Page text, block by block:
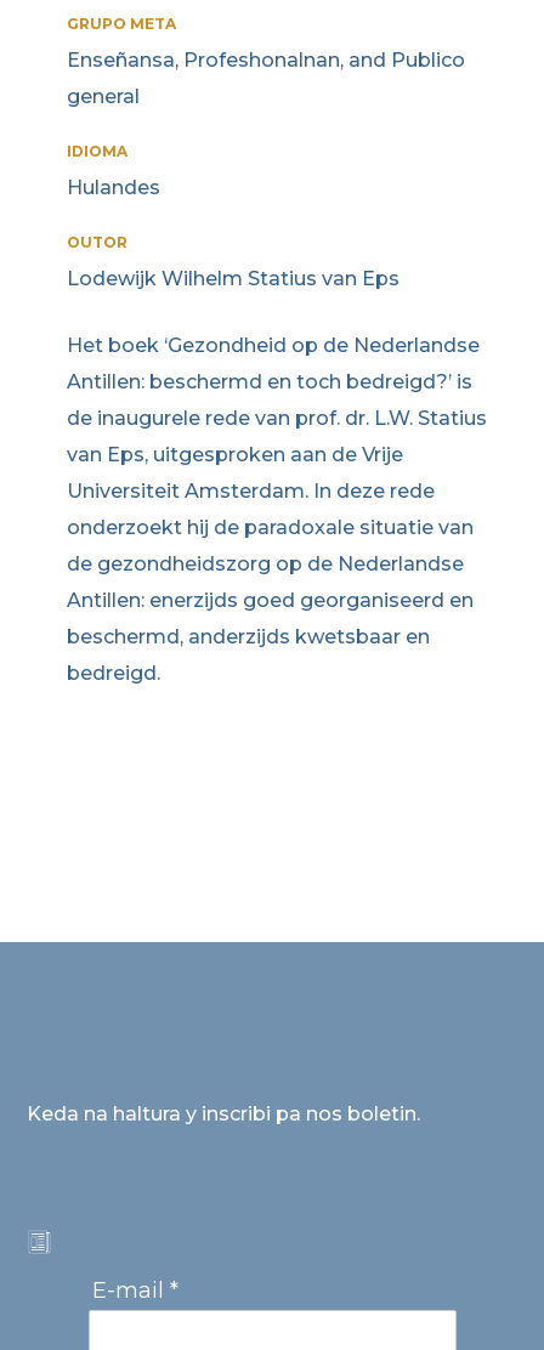
GRUPO META
Enseñansa, Profeshonalnan, and Publico
general
IDIOMA
Hulandes
OUTOR
Lodewijk Wilhelm Statius van Eps
Het boek ‘Gezondheid op de Nederlandse
Antillen: beschermd en toch bedreigd?’ is
de inaugurele rede van prof. dr. L.W. Statius
van Eps, uitgesproken aan de Vrije
Universiteit Amsterdam. In deze rede
onderzoekt hij de paradoxale situatie van
de gezondheidszorg op de Nederlandse
Antillen: enerzijds goed georganiseerd en
beschermd, anderzijds kwetsbaar en
bedreigd.
Keda na haltura y inscribi pa nos boletin.
E-mail *